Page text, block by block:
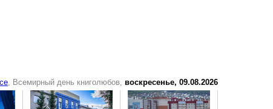
, Всемирный день книголюбов, воскресенье, 09.08.2026